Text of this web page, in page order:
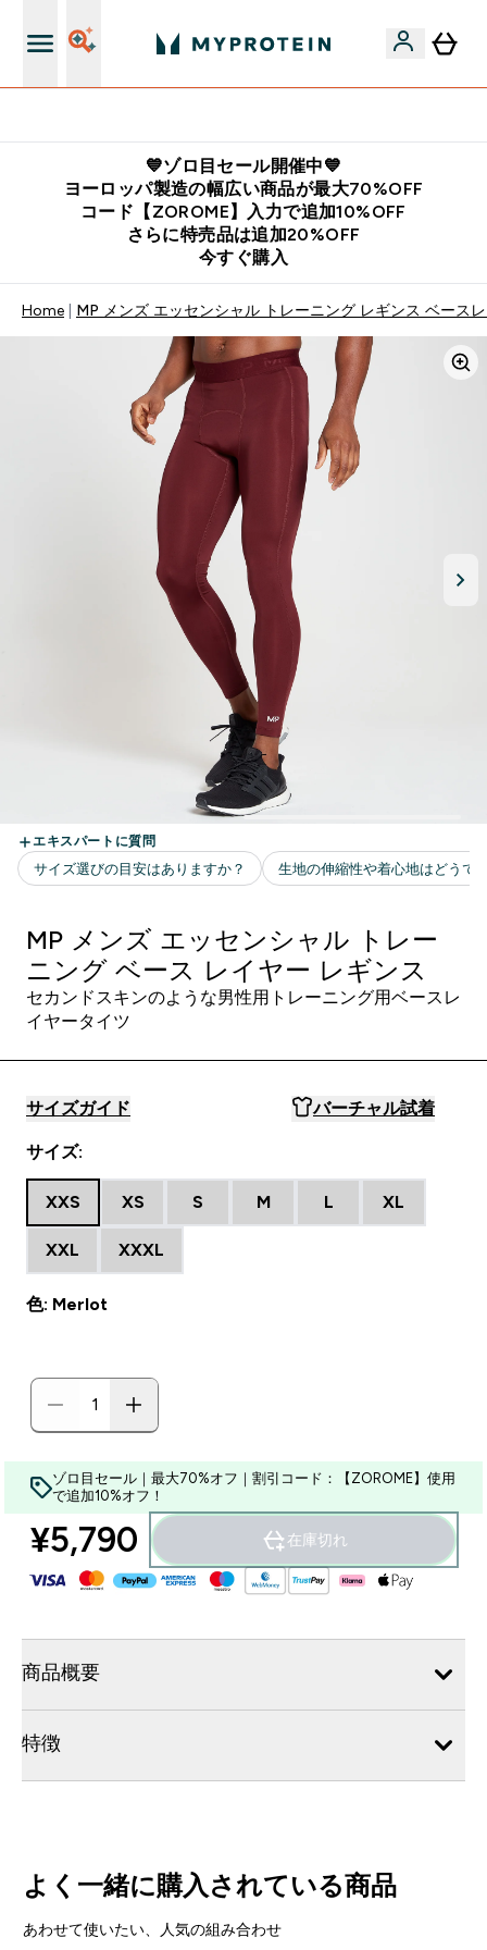
💙ゾロ目セール開催中💙
ヨーロッパ製造の幅広い商品が最大70%OFF
コード【ZOROME】入力で追加10%OFF
さらに特売品は追加20%OFF
今すぐ購入
Home MP メンズ エッセンシャル トレーニング レギンス ベース
MP メンズ エッセンシャル トレー
ニング ベース レイヤー レギンス
セカンドスキンのような男性用トレーニング用ベースレ
イヤータイツ
サイズガイド バーチャル試着
サイズ:
XXS XS S M L XL
XXL XXXL
色: Merlot
ゾロ目セール｜最大70%オフ｜割引コード：【ZOROME】使用
で追加10%オフ！
¥5,790‎ 在庫切れ
商品概要
特徴
よく一緒に購入されている商品
あわせて使いたい、人気の組み合わせ